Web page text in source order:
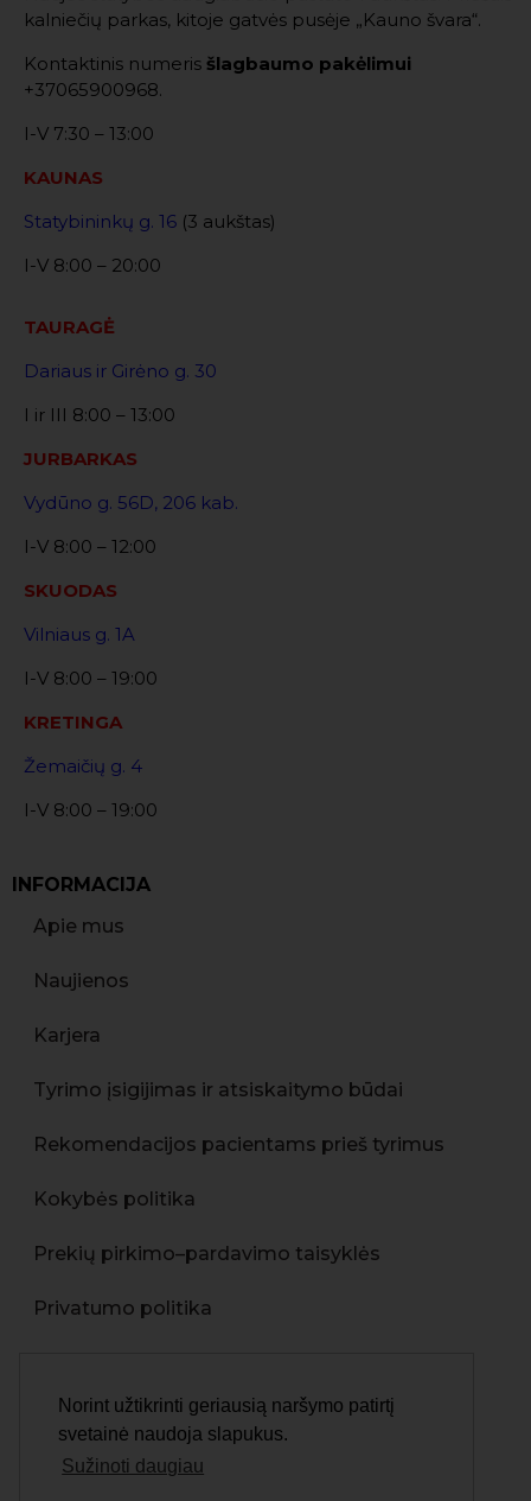
Norint užtikrinti geriausią naršymo patirtį
svetainė naudoja slapukus.
Sužinoti daugiau
kalniečių parkas, kitoje gatvės pusėje „Kauno švara“.
Kontaktinis numeris šlagbaumo pakėlimui
+37065900968.
I-V 7:30 – 13:00
KAUNAS
Statybininkų g. 16 (3 aukštas)
I-V 8:00 – 20:00
TAURAGĖ
Dariaus ir Girėno g. 30
I ir III 8:00 – 13:00
JURBARKAS
Vydūno g. 56D, 206 kab.
I-V 8:00 – 12:00
SKUODAS
Vilniaus g. 1A
I-V 8:00 – 19:00
KRETINGA
Žemaičių g. 4
I-V 8:00 – 19:00
INFORMACIJA
Apie mus
Naujienos
Karjera
Tyrimo įsigijimas ir atsiskaitymo būdai
Rekomendacijos pacientams prieš tyrimus
Kokybės politika
Prekių pirkimo–pardavimo taisyklės
Privatumo politika
Skundų pateikimo tvarka